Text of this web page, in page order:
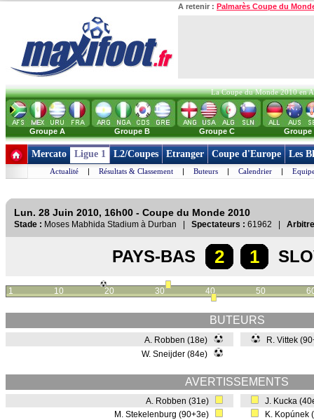
A retenir : Palmarès Coupe du
La Coupe du Monde 2010 en
Groupe A Groupe B Groupe C Groupe
Mercato Ligue 1 L2/Coupes Etranger Coupe d'Europe Les
Actualité | Résultats & Classement | Buteurs | Calendrier |
Lun. 28 Juin 2010, 16h00 - Coupe du Monde 2010
Stade : Moses Mabhida Stadium à Durban | Spectateurs : 61962 |
PAYS-BAS 2 1
1 10 20 30 40 50
BUTEURS
A. Robben (18e)
W. Sneijder (84e)
R. Vittek
AVERTISSEMENTS
A. Robben (31e)
M. Stekelenburg (90+3e)
J. Kucka
K. Kopúnek